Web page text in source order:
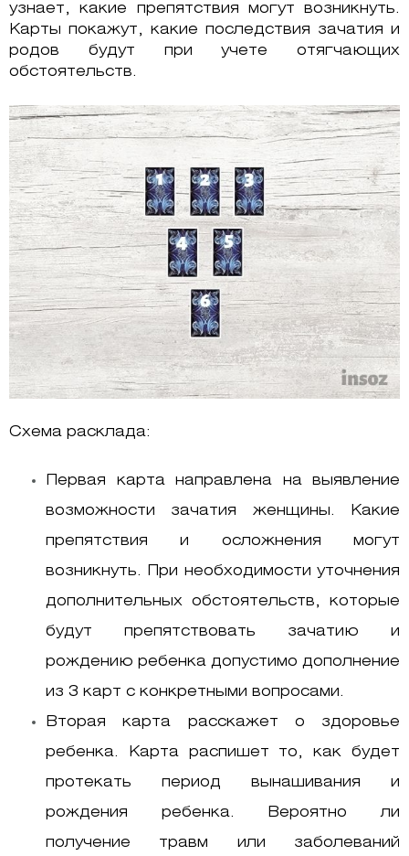
узнает, какие препятствия могут возникнуть.
Карты покажут, какие последствия зачатия и
родов будут при учете отягчающих
обстоятельств.
Схема расклада:
Первая карта направлена на выявление
возможности зачатия женщины. Какие
препятствия и осложнения могут
возникнуть. При необходимости уточнения
дополнительных обстоятельств, которые
будут препятствовать зачатию и
рождению ребенка допустимо дополнение
из 3 карт с конкретными вопросами.
Вторая карта расскажет о здоровье
ребенка. Карта распишет то, как будет
протекать период вынашивания и
рождения ребенка. Вероятно ли
получение травм или заболеваний